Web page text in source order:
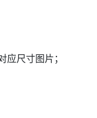
应尺寸图片；